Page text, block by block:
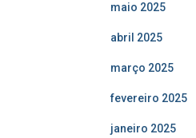
maio 2025
abril 2025
março 2025
fevereiro 2025
janeiro 2025